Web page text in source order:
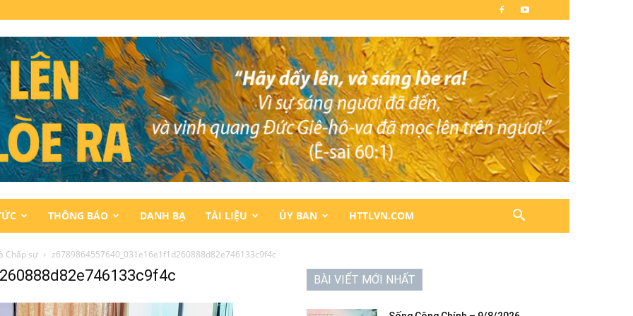
THÔNG BÁO DANH BẠ TÀI LIỆU ỦY BAN HTTLVN.COM
Chấp sự z6789864557640_031e16e1f1d260888d82e746133c9f4c
BÀI VIẾT MỚI NHẤT